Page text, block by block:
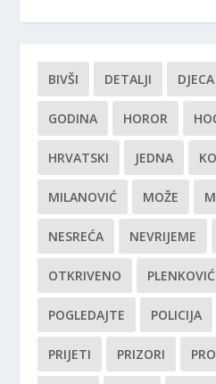
BIVŠI DETALJI DJECA
GODINA HOROR
HRVATSKI JEDNA
MILANOVIĆ MOŽE
NESREĆA NEVRIJEME
OTKRIVENO PLENKOVIĆ
POGLEDAJTE POLICIJA
PRIJETI PRIZORI